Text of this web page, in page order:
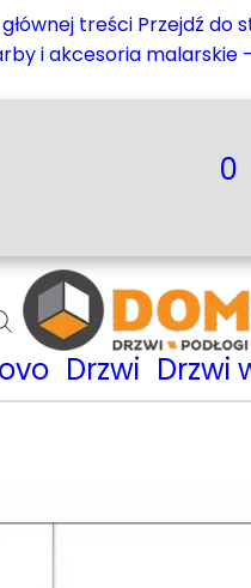
treści Przejdź do
i akcesoria malarskie
0
Drzwi Drzwi